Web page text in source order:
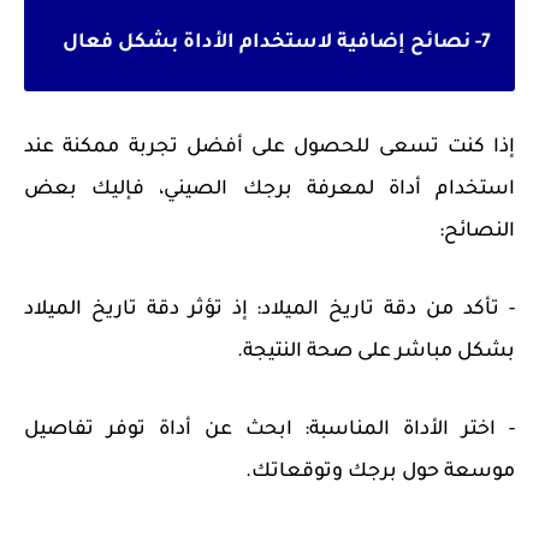
7- نصائح إضافية لاستخدام الأداة بشكل فعال
إذا كنت تسعى للحصول على أفضل تجربة ممكنة عند
استخدام أداة لمعرفة برجك الصيني، فإليك بعض
النصائح:
- تأكد من دقة تاريخ الميلاد: إذ تؤثر دقة تاريخ الميلاد
بشكل مباشر على صحة النتيجة.
- اختر الأداة المناسبة: ابحث عن أداة توفر تفاصيل
موسعة حول برجك وتوقعاتك.